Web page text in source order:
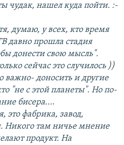
чудак, нашел куда пойти. :-
думаю, у всех, кто время
давно прошла стадия
донести свою мысль".
сейчас это случилось ))
важно- доносить и другие
"не с этой планеты". Но по-
бисера....
это фабрика, завод,
Никого там ничье мнение
продукт. На